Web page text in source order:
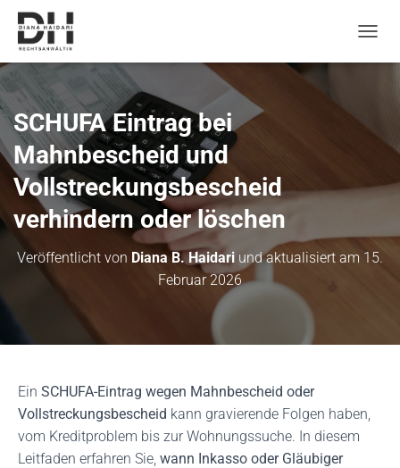
a
a
c
SCHUFA Eintrag bei
Mahnbescheid und
Vollstreckungsbescheid
verhindern oder löschen
Veröffentlicht von Diana B. Haidari und aktualisiert am 15.
Februar 2026
Ein SCHUFA-Eintrag wegen Mahnbescheid oder
Vollstreckungsbescheid kann gravierende Folgen haben,
vom Kreditproblem bis zur Wohnungssuche. In diesem
Leitfaden erfahren Sie, wann Inkasso oder Gläubiger